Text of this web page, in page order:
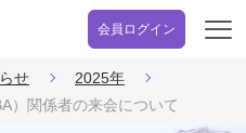
会員ログイン
開
せ
2025年
）関係者の来会について